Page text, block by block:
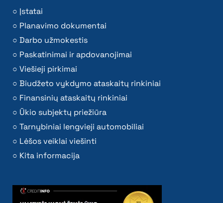
Įstatai
Planavimo dokumentai
Darbo užmokestis
Paskatinimai ir apdovanojimai
Viešieji pirkimai
Biudžeto vykdymo ataskaitų rinkiniai
Finansinių ataskaitų rinkiniai
Ūkio subjektų priežiūra
Tarnybiniai lengvieji automobiliai
Lėšos veiklai viešinti
Kita informacija